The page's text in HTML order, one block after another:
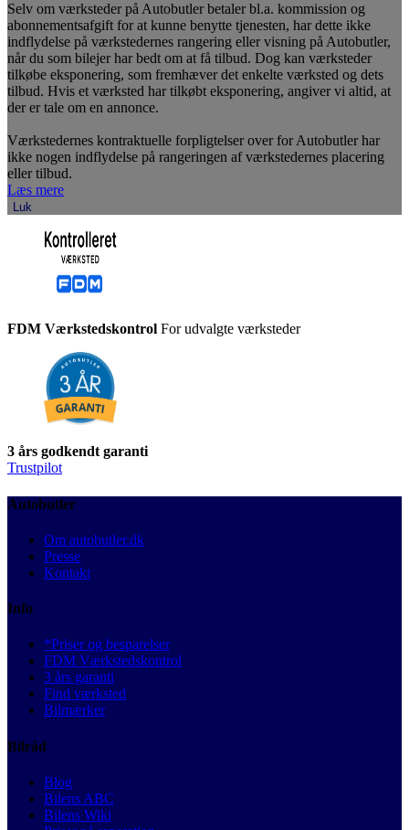
Selv om værksteder på Autobutler betaler bl.a. kommission og
abonnementsafgift for at kunne benytte tjenesten, har dette ikke
indflydelse på værkstedernes rangering eller visning på Autobutler,
når du som bilejer har bedt om at få tilbud. Dog kan værksteder
tilkøbe eksponering, som fremhæver det enkelte værksted og dets
tilbud. Hvis et værksted har tilkøbt eksponering, angiver vi altid, at
der er tale om en annonce.
Værkstedernes kontraktuelle forpligtelser over for Autobutler har
ikke nogen indflydelse på rangeringen af værkstedernes placering
eller tilbud.
Læs mere
Luk
FDM Værkstedskontrol For udvalgte værksteder
3 års godkendt garanti
Trustpilot
Autobutler
Om autobutler.dk
Presse
Kontakt
Info
*Priser og besparelser
FDM Værkstedskontrol
3 års garanti
Find værksted
Bilmærker
Bilråd
Blog
Bilens ABC
Bilens Wiki